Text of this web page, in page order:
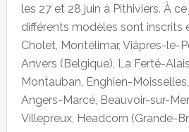
les 27 et 28 juin à Pithiviers. À
différents modèles sont inscrits
Cholet, Montélimar, Viâpres-le-
Anvers (Belgique), La Ferté-
Montauban, Enghien-
Angers-Marcé, Beauvoir-sur-
Villepreux, Headcorn (Grande-